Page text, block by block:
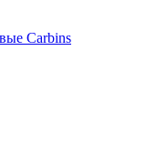
Carbins